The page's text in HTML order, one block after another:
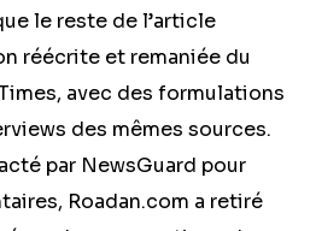
le reste de l’article
réécrite et remaniée du
avec des formulations
des mêmes sources.
par NewsGuard pour
Roadan.com a retiré